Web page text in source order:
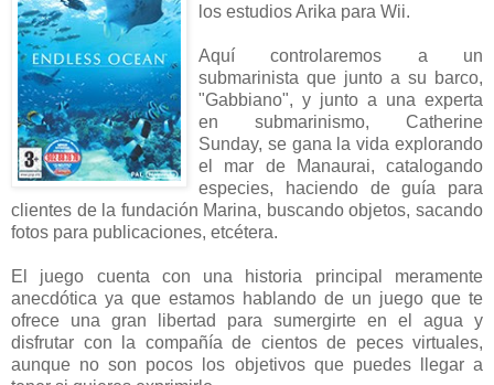
los estudios Arika para Wii.
Aquí controlaremos a un
submarinista que junto a su barco,
"Gabbiano", y junto a una experta
en submarinismo, Catherine
Sunday, se gana la vida explorando
el mar de Manaurai, catalogando
especies, haciendo de guía para
clientes de la fundación Marina, buscando objetos, sacando
fotos para publicaciones, etcétera.
El juego cuenta con una historia principal meramente
anecdótica ya que estamos hablando de un juego que te
ofrece una gran libertad para sumergirte en el agua y
disfrutar con la compañía de cientos de peces virtuales,
aunque no son pocos los objetivos que puedes llegar a